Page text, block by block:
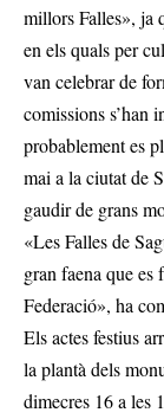
millors Falles», ja
en els quals per
van celebrar de
comissions s’han
probablement es
mai a la ciutat de
gaudir de grans
«Les Falles de
gran faena que es
Federació», ha
Els actes festius
la plantà dels
dimecres 16 a les